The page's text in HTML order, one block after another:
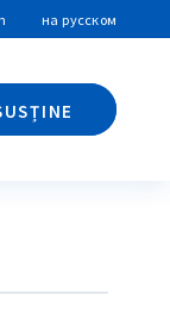
на русском
Caută